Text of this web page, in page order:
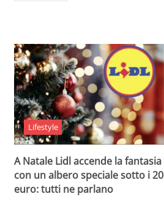
Lifestyle
A Natale Lidl accende la fantasia
con un albero speciale sotto i 20
euro: tutti ne parlano